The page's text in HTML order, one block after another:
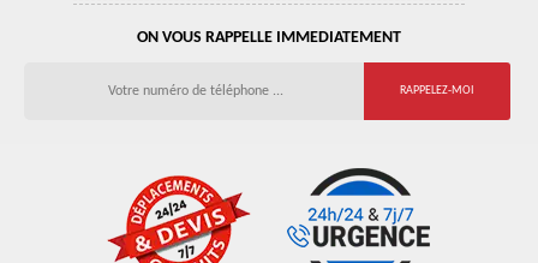
ON VOUS RAPPELLE IMMEDIATEMENT